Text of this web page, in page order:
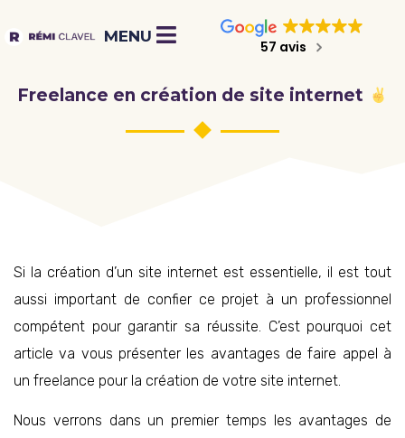
57 avis
Freelance en création de site internet
Si la création d’un site internet est essentielle, il est tout
aussi important de confier ce projet à un professionnel
compétent pour garantir sa réussite. C’est pourquoi cet
article va vous présenter les avantages de faire appel à
un freelance pour la création de votre site internet.
Nous verrons dans un premier temps les avantages de